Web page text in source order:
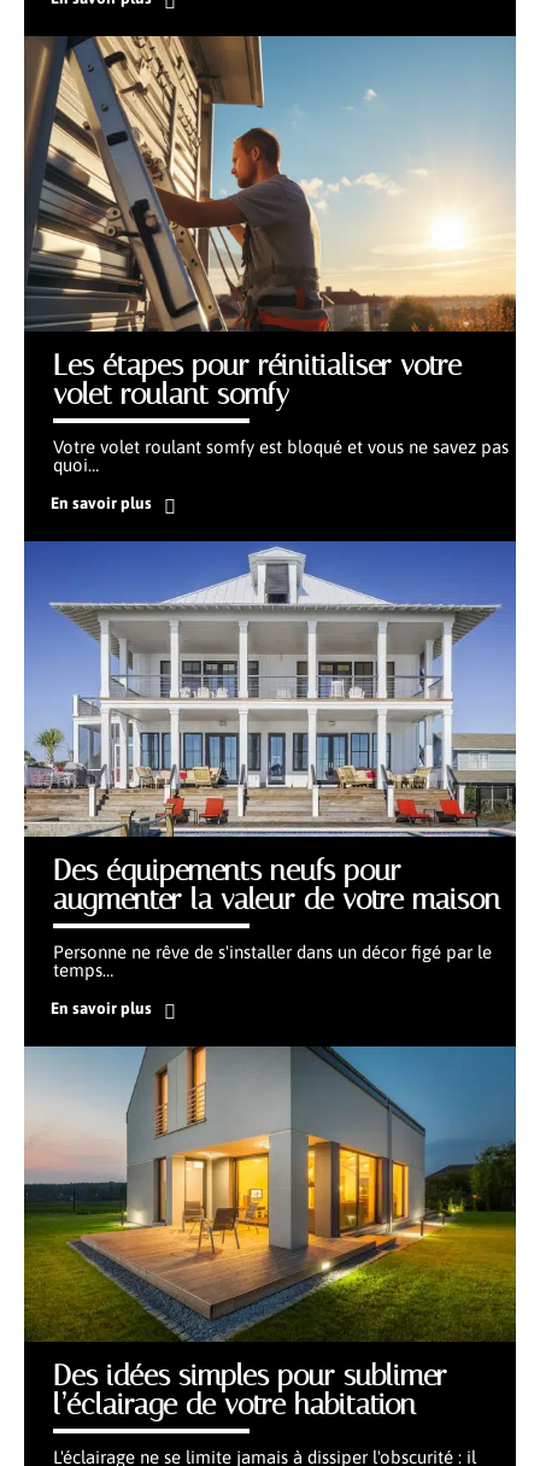
Les étapes pour réinitialiser votre
volet roulant somfy
Votre volet roulant somfy est bloqué et vous ne savez pas
quoi…
En savoir plus
Des équipements neufs pour
augmenter la valeur de votre maison
Personne ne rêve de s'installer dans un décor figé par le
temps…
En savoir plus
Des idées simples pour sublimer
l’éclairage de votre habitation
L'éclairage ne se limite jamais à dissiper l'obscurité : il